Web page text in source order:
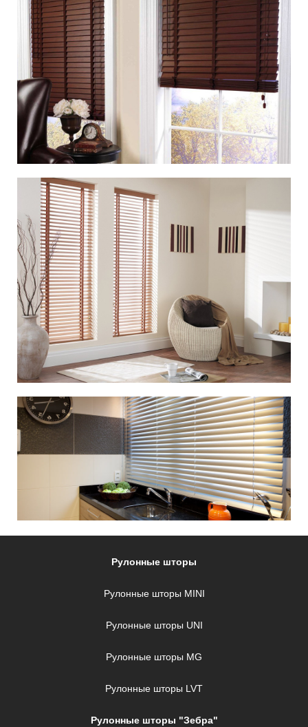
Рулонные шторы
Рулонные шторы MINI
Рулонные шторы UNI
Рулонные шторы MG
Рулонные шторы LVT
Рулонные шторы "Зебра"